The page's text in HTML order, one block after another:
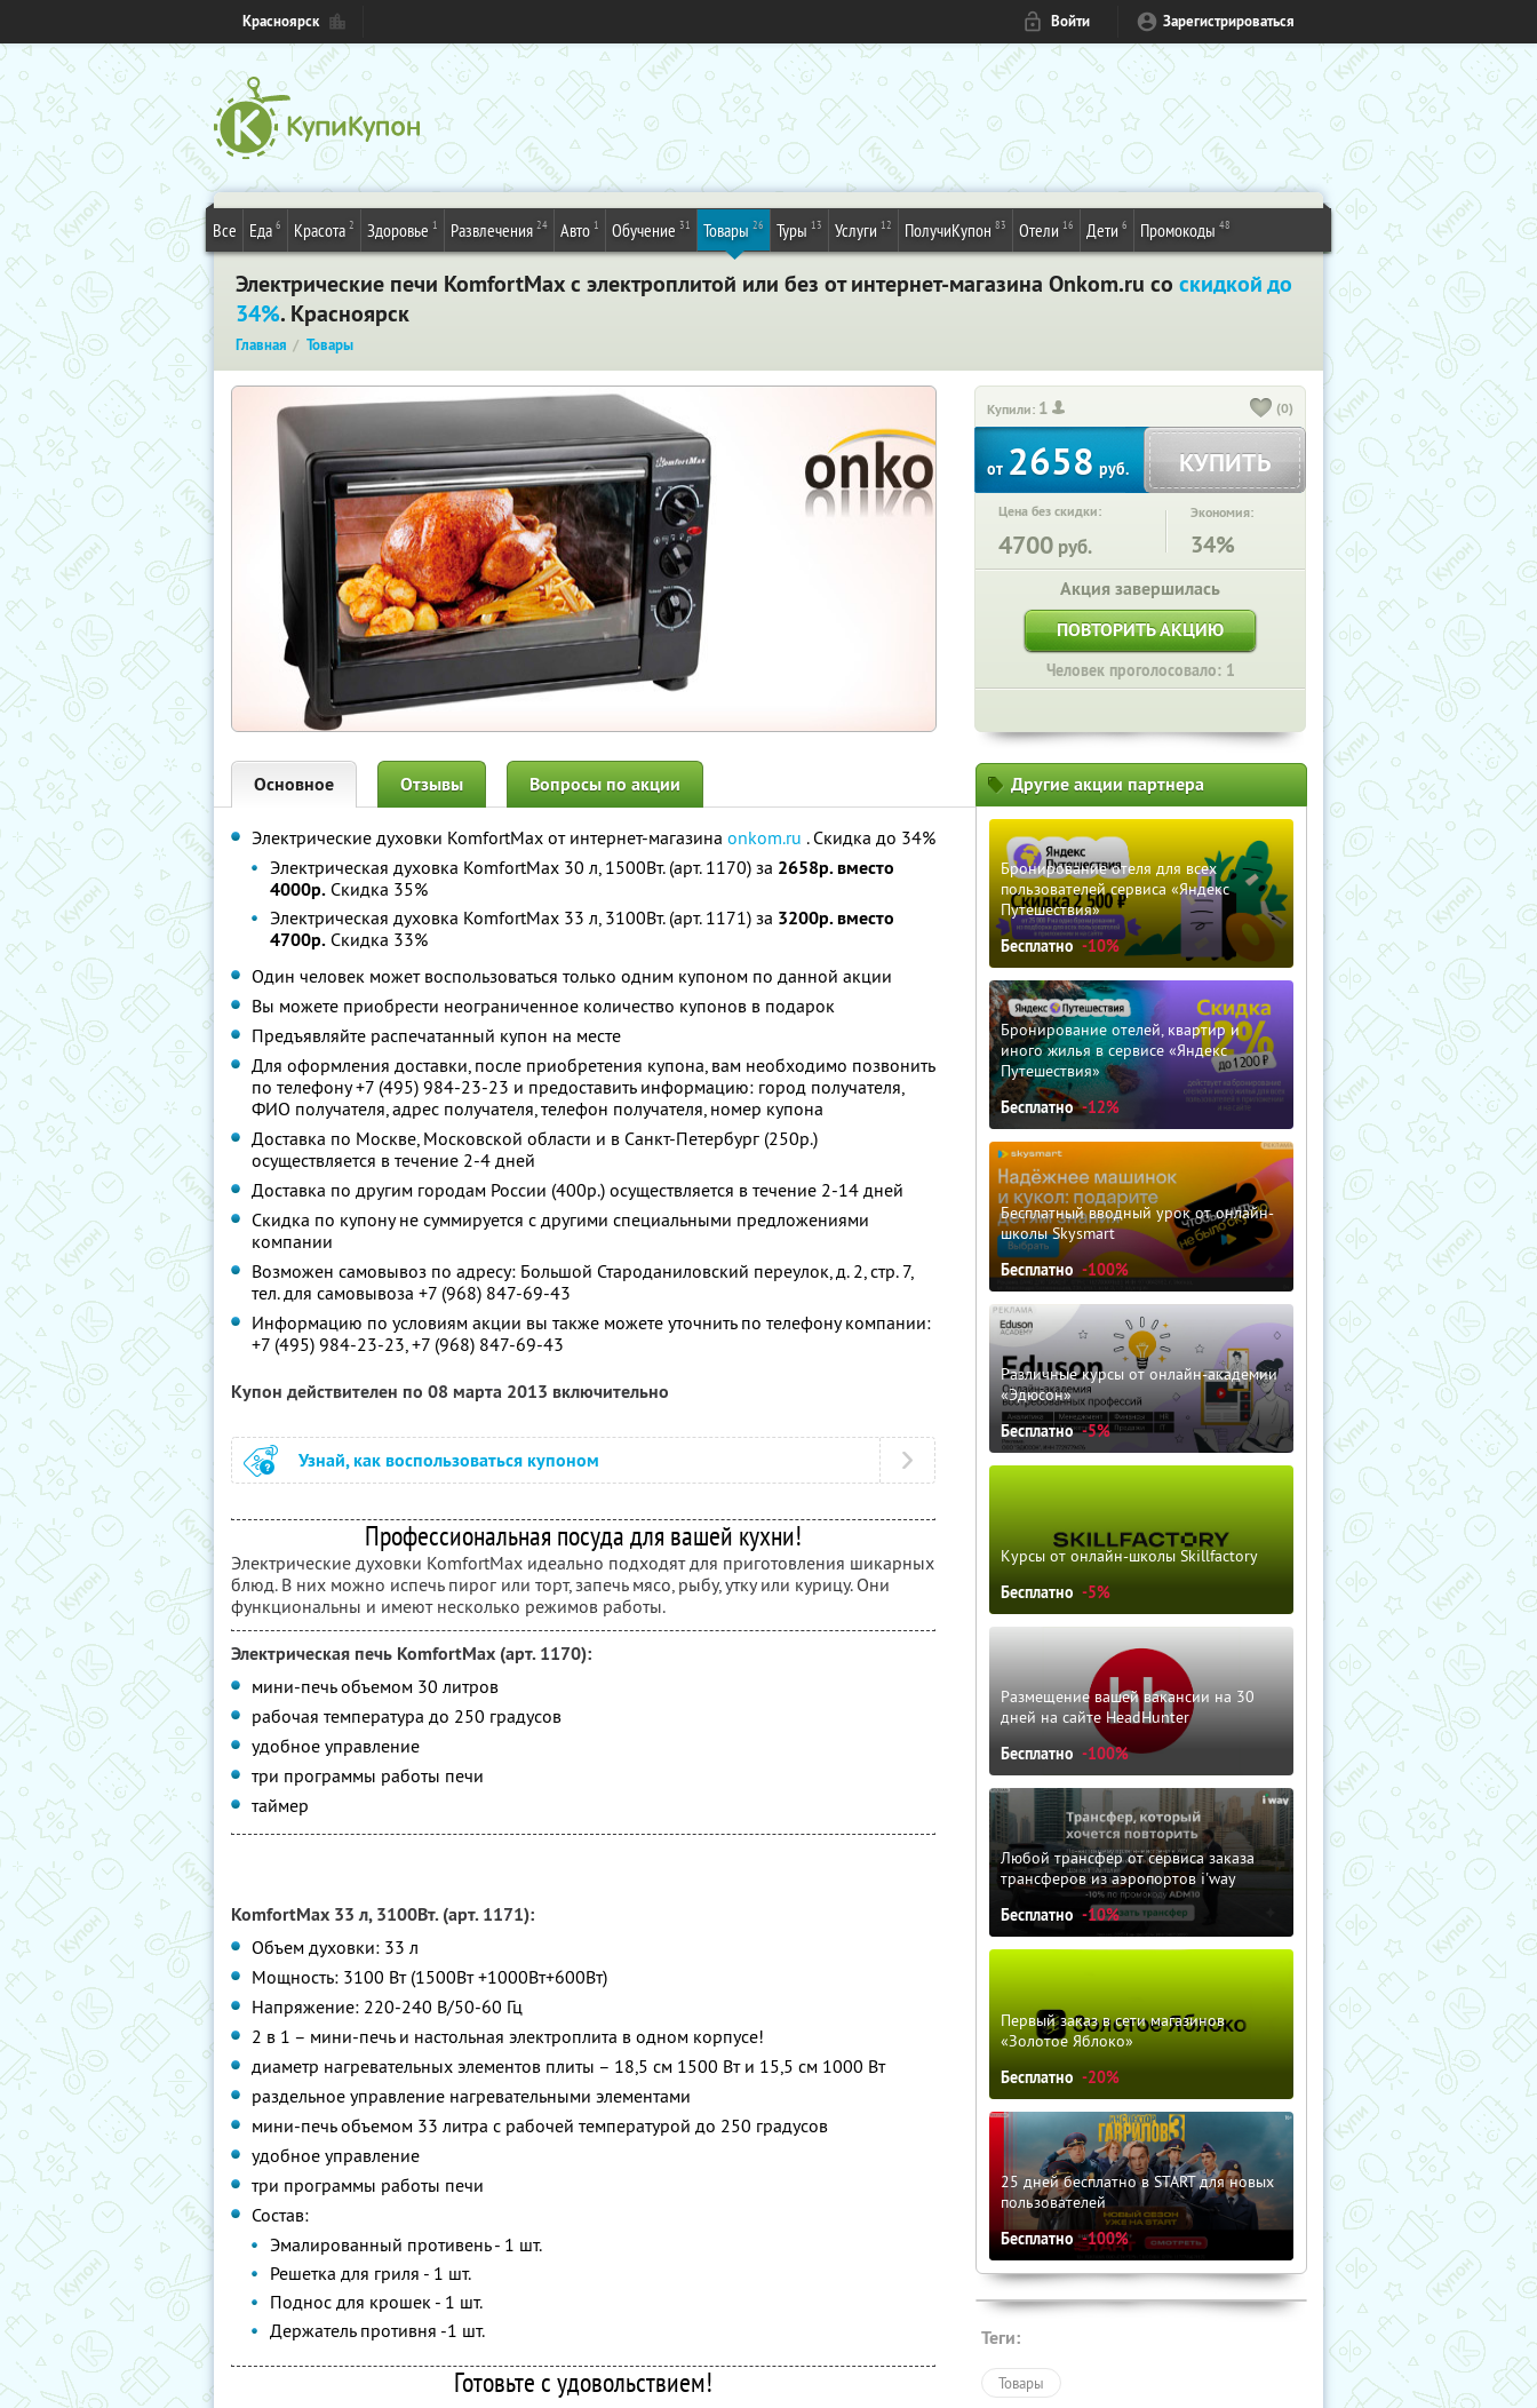
Красноярск Войти Зарегистрироваться
Все Еда 6 Красота 2 Здоровье 1 Развлечения 24 Авто 1 Обучение 31 Товары 26 Туры 13 Услуги 12 ПолучиКупон 83 Отели 16 Дети 6 Промокоды 48
Электрические печи KomfortMax с электроплитой или без от интернет-магазина Onkom.ru со скидкой до
34%. Красноярск
Главная Товары
Купили: 1 (0)
от 2658 руб. КУПИТЬ
Цена без скидки:
4700 руб.
Экономия:
34%
Акция завершилась
ПОВТОРИТЬ АКЦИЮ
Человек проголосовало: 1
Основное Отзывы Вопросы по акции
Электрические духовки KomfortMax от интернет-магазина onkom.ru . Скидка до 34%
Электрическая духовка KomfortMax 30 л, 1500Вт. (арт. 1170) за 2658р. вместо
4000р. Скидка 35%
Электрическая духовка KomfortMax 33 л, 3100Вт. (арт. 1171) за 3200р. вместо
4700р. Скидка 33%
Один человек может воспользоваться только одним купоном по данной акции
Вы можете приобрести неограниченное количество купонов в подарок
Предъявляйте распечатанный купон на месте
Для оформления доставки, после приобретения купона, вам необходимо позвонить
по телефону +7 (495) 984-23-23 и предоставить информацию: город получателя,
ФИО получателя, адрес получателя, телефон получателя, номер купона
Доставка по Москве, Московской области и в Санкт-Петербург (250р.)
осуществляется в течение 2-4 дней
Доставка по другим городам России (400р.) осуществляется в течение 2-14 дней
Скидка по купону не суммируется с другими специальными предложениями
компании
Возможен самовывоз по адресу: Большой Староданиловский переулок, д. 2, стр. 7,
тел. для самовывоза +7 (968) 847-69-43
Информацию по условиям акции вы также можете уточнить по телефону компании:
+7 (495) 984-23-23, +7 (968) 847-69-43
Купон действителен по 08 марта 2013 включительно
Узнай, как воспользоваться купоном
Профессиональная посуда для вашей кухни!
Электрические духовки KomfortMax идеально подходят для приготовления шикарных
блюд. В них можно испечь пирог или торт, запечь мясо, рыбу, утку или курицу. Они
функциональны и имеют несколько режимов работы.
Электрическая печь KomfortMax (арт. 1170):
мини-печь объемом 30 литров
рабочая температура до 250 градусов
удобное управление
три программы работы печи
таймер
KomfortMax 33 л, 3100Вт. (арт. 1171):
Объем духовки: 33 л
Мощность: 3100 Вт (1500Вт +1000Вт+600Вт)
Напряжение: 220-240 В/50-60 Гц
2 в 1 – мини-печь и настольная электроплита в одном корпусе!
диаметр нагревательных элементов плиты – 18,5 см 1500 Вт и 15,5 см 1000 Вт
раздельное управление нагревательными элементами
мини-печь объемом 33 литра с рабочей температурой до 250 градусов
удобное управление
три программы работы печи
Состав:
Эмалированный противень - 1 шт.
Решетка для гриля - 1 шт.
Поднос для крошек - 1 шт.
Держатель противня -1 шт.
Готовьте с удовольствием!
Другие акции партнера
Бронирование отеля для всех
пользователей сервиса «Яндекс
Путешествия»
Бесплатно -10%
Бронирование отелей, квартир и
иного жилья в сервисе «Яндекс
Путешествия»
Бесплатно -12%
Бесплатный вводный урок от онлайн-
школы Skysmart
Бесплатно -100%
Различные курсы от онлайн-академии
«Эдюсон»
Бесплатно -5%
Курсы от онлайн-школы Skillfactory
Бесплатно -5%
Размещение вашей вакансии на 30
дней на сайте HeadHunter
Бесплатно -100%
Любой трансфер от сервиса заказа
трансферов из аэропортов i'way
Бесплатно -10%
Первый заказ в сети магазинов
«Золотое Яблоко»
Бесплатно -20%
25 дней бесплатно в START для новых
пользователей
Бесплатно -100%
Теги:
Товары